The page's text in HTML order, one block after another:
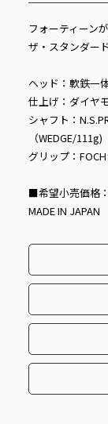
フォーティーン
ザ・スタンダー
ヘッド：軟鉄一
仕上げ：ダイヤ
シャフト：
（WEDGE/111g)
グリップ：
■希望小売価格
MADE IN JAPAN